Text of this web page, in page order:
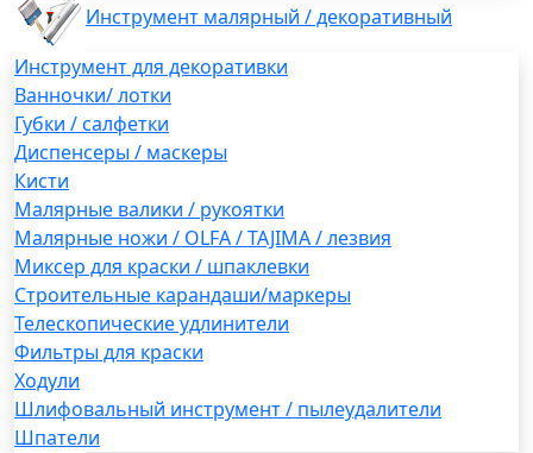
Инструмент малярный / декоративный
Инструмент для декоративки
Ванночки/ лотки
Губки / салфетки
Диспенсеры / маскеры
Кисти
Малярные валики / рукоятки
Малярные ножи / OLFA / TAJIMA / лезвия
Миксер для краски / шпаклевки
Строительные карандаши/маркеры
Телескопические удлинители
Фильтры для краски
Ходули
Шлифовальный инструмент / пылеудалители
Шпатели